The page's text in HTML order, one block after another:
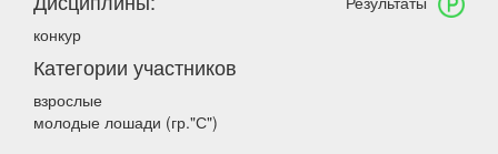
конкур
Категории участников
взрослые
молодые лошади (гр."С")